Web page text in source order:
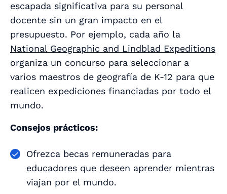
escapada significativa para su personal
docente sin un gran impacto en el
presupuesto. Por ejemplo, cada año la
National Geographic and Lindblad Expeditions
organiza un concurso para seleccionar a
varios maestros de geografía de K-12 para que
realicen expediciones financiadas por todo el
mundo.
Consejos prácticos:
Ofrezca becas remuneradas para
educadores que deseen aprender mientras
viajan por el mundo.